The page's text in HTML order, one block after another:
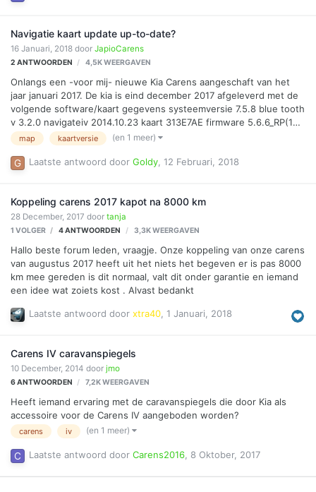
Navigatie kaart update up-to-date?
16 Januari, 2018 door JapioCarens
2 ANTWOORDEN 4,5KWEERGAVEN
Onlangs een -voor mij- nieuwe Kia Carens aangeschaft van het
jaar januari 2017. De kia is eind december 2017 afgeleverd met de
volgende software/kaart gegevens systeemversie 7.5.8 blue tooth
v 3.2.0 navigateiv 2014.10.23 kaart 313E7AE firmware 5.6.6_RP(18)
Op mijn verzoek is gisteren een update uitgevoerd. -Dit duurt wel
ontzettend lang...! 2 uur- Nu is de versie: systeem 7.5.8 bluetooth
3.2.2 navigatie EU.09.46.67 kaart 415E7AB firmware 5.6.7_RP(18) IkLaatste antwoord door Goldy 12 Februari, 2018
map kaartversie (en 1 meer)
Koppeling carens 2017 kapot na 8000 km
28 December, 2017 door tanja
1 VOLGER 4ANTWOORDEN 3,3KWEERGAVEN
Hallo beste forum leden, vraagje. Onze koppeling van onze carens
van augustus 2017 heeft uit het niets het begeven er is pas 8000
km mee gereden is dit normaal, valt dit onder garantie en iemand
een idee wat zoiets kost . Alvast bedankt
Laatste antwoord door xtra40 1 Januari, 2018
Carens IV caravanspiegels
10 December, 2014 door jmo
6ANTWOORDEN 7,2KWEERGAVEN
Heeft iemand ervaring met de caravanspiegels die door Kia als
accessoire voor de Carens IV aangeboden worden?
Laatste antwoord door Carens2016 8 Oktober, 2017
carens iv (en 1 meer)